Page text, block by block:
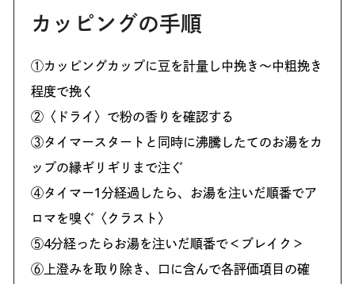
カッピングの手順
①カッピングカップに豆を計量し中挽き〜中粗挽き
程度で挽く
②〈ドライ〉で粉の香りを確認する
③タイマースタートと同時に沸騰したてのお湯をカ
ップの縁ギリギリまで注ぐ
④タイマー1分経過したら、お湯を注いだ順番でア
ロマを嗅ぐ〈クラスト〉
⑤4分経ったらお湯を注いだ順番で＜ブレイク＞
⑥上澄みを取り除き、口に含んで各評価項目の確